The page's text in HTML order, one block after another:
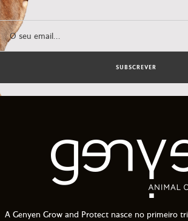
SUBSCREVER
A Genyen Grow and Protect nasce no primeiro